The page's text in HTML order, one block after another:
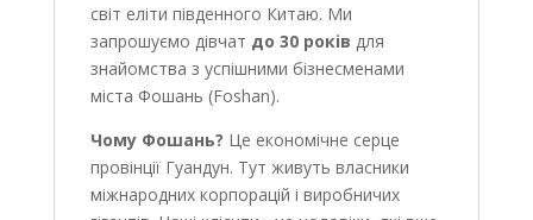
світ еліти південного Китаю. Ми
запрошуємо дівчат до 30 років для
знайомства з успішними бізнесменами
міста Фошань (Foshan).
Чому Фошань? Це економічне серце
провінції Гуандун. Тут живуть власники
міжнародних корпорацій і виробничих